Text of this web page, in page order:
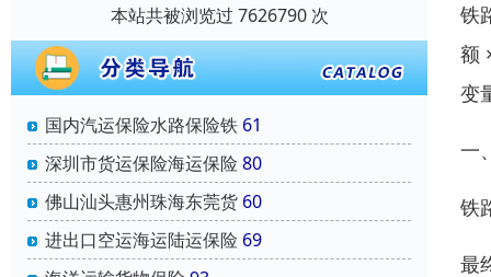
本站共被浏览过 7626790 次
国内汽运保险水路保险铁 61
深圳市货运保险海运保险 80
佛山汕头惠州珠海东莞货 60
进出口空运海运陆运保险 69
铁
额
变
一
铁
最